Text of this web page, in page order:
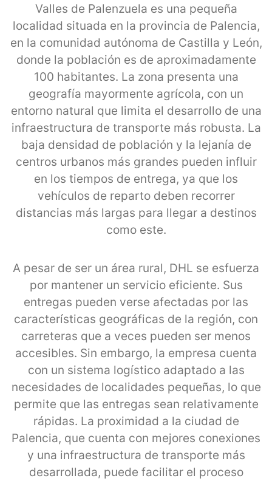
Valles de Palenzuela es una pequeña
localidad situada en la provincia de Palencia,
en la comunidad autónoma de Castilla y León,
donde la población es de aproximadamente
100 habitantes. La zona presenta una
geografía mayormente agrícola, con un
entorno natural que limita el desarrollo de una
infraestructura de transporte más robusta. La
baja densidad de población y la lejanía de
centros urbanos más grandes pueden influir
en los tiempos de entrega, ya que los
vehículos de reparto deben recorrer
distancias más largas para llegar a destinos
como este.
A pesar de ser un área rural, DHL se esfuerza
por mantener un servicio eficiente. Sus
entregas pueden verse afectadas por las
características geográficas de la región, con
carreteras que a veces pueden ser menos
accesibles. Sin embargo, la empresa cuenta
con un sistema logístico adaptado a las
necesidades de localidades pequeñas, lo que
permite que las entregas sean relativamente
rápidas. La proximidad a la ciudad de
Palencia, que cuenta con mejores conexiones
y una infraestructura de transporte más
desarrollada, puede facilitar el proceso